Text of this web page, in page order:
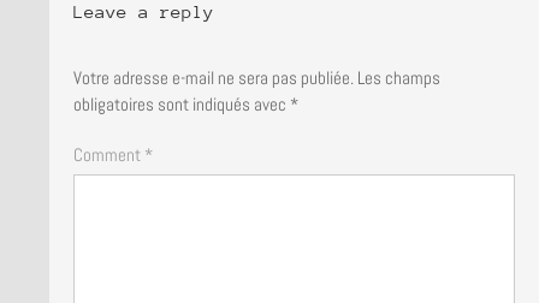
Leave a reply
Votre adresse e-mail ne sera pas publiée. Les champs
obligatoires sont indiqués avec *
Comment *